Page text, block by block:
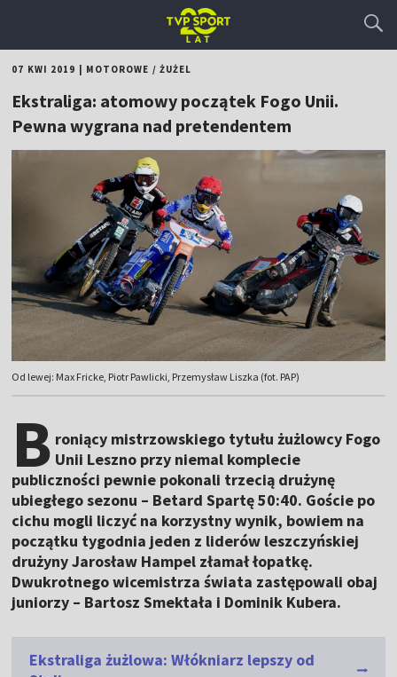
07 KWI 2019 MOTOROWE / ŻUŻEL
Ekstraliga: atomowy początek Fogo Unii.
Pewna wygrana nad pretendentem
Od lewej: Max Fricke, Piotr Pawlicki, Przemysław Liszka (fot. PAP)
B roniący mistrzowskiego tytułu żużlowcy Fogo
Unii Leszno przy niemal komplecie
publiczności pewnie pokonali trzecią drużynę
ubiegłego sezonu – Betard Spartę 50:40. Goście po
cichu mogli liczyć na korzystny wynik, bowiem na
początku tygodnia jeden z liderów leszczyńskiej
drużyny Jarosław Hampel złamał łopatkę.
Dwukrotnego wicemistrza świata zastępowali obaj
juniorzy – Bartosz Smektała i Dominik Kubera.
Ekstraliga żużlowa: Włókniarz lepszy od